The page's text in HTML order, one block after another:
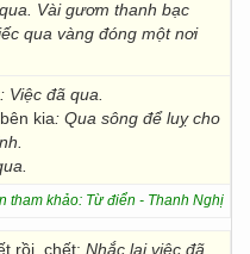
Vài gươm thanh bạc
qua vàng đóng một nơi
: Việc đã qua.
kia: Qua sông để luỵ cho
tham khảo: Từ điển - Thanh Nghị
rồi, chết: Nhắc lại việc đã